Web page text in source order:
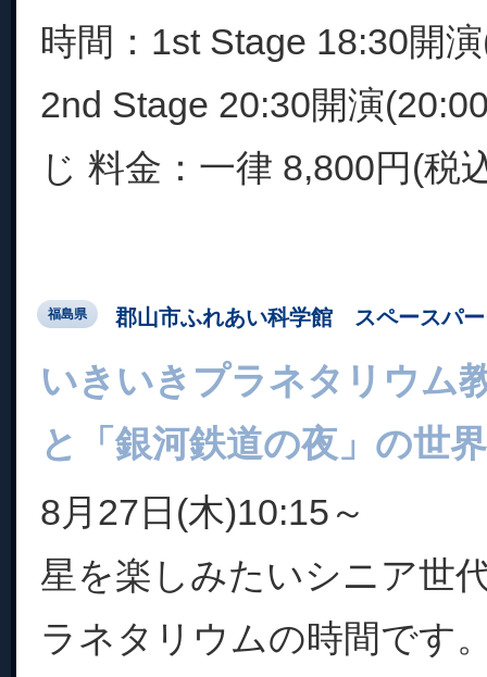
時間：1st Stage 18:30開
2nd Stage 20:30開演
じ 料金：一律 8,800円(税
福島県 郡山市ふれあい科学館 スペースパ
いきいきプラネタリウム
と「銀河鉄道の夜」の世
8月27日(木)10:15～
星を楽しみたいシニア世
ラネタリウムの時間です